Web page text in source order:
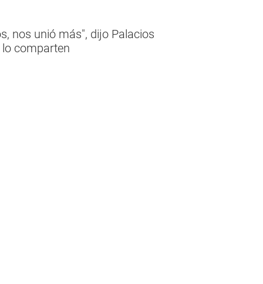
nos unió más", dijo Palacios
comparten